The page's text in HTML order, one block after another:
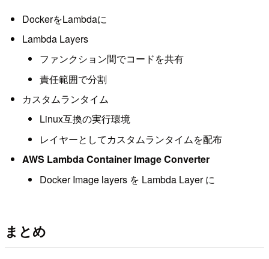
DockerをLambdaに
Lambda Layers
ファンクション間でコードを共有
責任範囲で分割
カスタムランタイム
Linux互換の実行環境
レイヤーとしてカスタムランタイムを配布
AWS Lambda Container Image Converter
Docker Image layers を Lambda Layer に
まとめ